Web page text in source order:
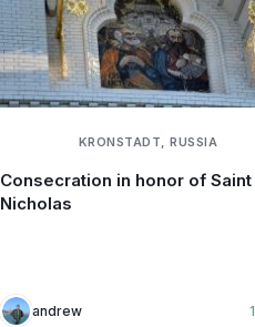
KRONSTADT, RUSSIA
Consecration in honor of Saint
Nicholas
andrew 1